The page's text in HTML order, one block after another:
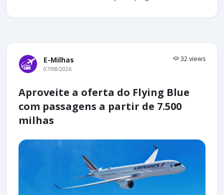
E-Milhas 32 views
07/08/2026
Aproveite a oferta do Flying Blue
com passagens a partir de 7.500
milhas